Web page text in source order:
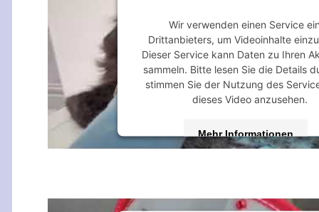
Wir verwenden einen Service
Drittanbieters, um Videoinhalte
Dieser Service kann Daten zu Ihren
sammeln. Bitte lesen Sie die Details
stimmen Sie der Nutzung des
dieses Video anzusehen.
Mehr Informationen
powered byUsercentrics Consent